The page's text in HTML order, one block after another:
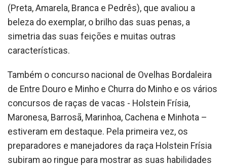
(Preta, Amarela, Branca e Pedrês), que avaliou a
beleza do exemplar, o brilho das suas penas, a
simetria das suas feições e muitas outras
características.
Também o concurso nacional de Ovelhas Bordaleira
de Entre Douro e Minho e Churra do Minho e os vários
concursos de raças de vacas - Holstein Frísia,
Maronesa, Barrosã, Marinhoa, Cachena e Minhota –
estiveram em destaque. Pela primeira vez, os
preparadores e manejadores da raça Holstein Frísia
subiram ao ringue para mostrar as suas habilidades